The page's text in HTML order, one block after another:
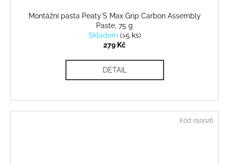
Montážní pasta Peaty´S Max Grip Carbon Assembly
Paste, 75 g
Skladem (>5 ks)
279 Kč
DETAIL
Kód: 010026